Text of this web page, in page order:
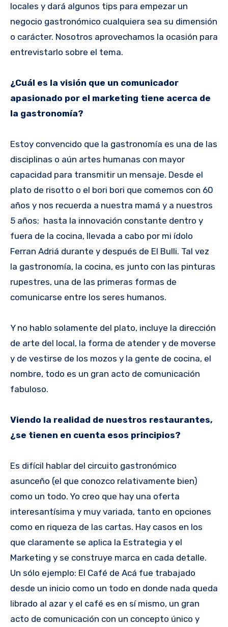
locales y dará algunos tips para empezar un
negocio gastronómico cualquiera sea su dimensión
o carácter. Nosotros aprovechamos la ocasión para
entrevistarlo sobre el tema.
¿Cuál es la visión que un comunicador
apasionado por el marketing tiene acerca de
la gastronomía?
Estoy convencido que la gastronomía es una de las
disciplinas o aún artes humanas con mayor
capacidad para transmitir un mensaje. Desde el
plato de risotto o el bori bori que comemos con 60
años y nos recuerda a nuestra mamá y a nuestros
5 años; hasta la innovación constante dentro y
fuera de la cocina, llevada a cabo por mi ídolo
Ferran Adriá durante y después de El Bulli. Tal vez
la gastronomía, la cocina, es junto con las pinturas
rupestres, una de las primeras formas de
comunicarse entre los seres humanos.
Y no hablo solamente del plato, incluye la dirección
de arte del local, la forma de atender y de moverse
y de vestirse de los mozos y la gente de cocina, el
nombre, todo es un gran acto de comunicación
fabuloso.
Viendo la realidad de nuestros restaurantes,
¿se tienen en cuenta esos principios?
Es difícil hablar del circuito gastronómico
asunceño (el que conozco relativamente bien)
como un todo. Yo creo que hay una oferta
interesantísima y muy variada, tanto en opciones
como en riqueza de las cartas. Hay casos en los
que claramente se aplica la Estrategia y el
Marketing y se construye marca en cada detalle.
Un sólo ejemplo: El Café de Acá fue trabajado
desde un inicio como un todo en donde nada queda
librado al azar y el café es en sí mismo, un gran
acto de comunicación con un concepto único y